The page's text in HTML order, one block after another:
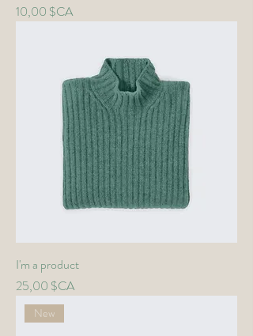
Prix
10,00 $CA
I'm a product
Prix
25,00 $CA
New